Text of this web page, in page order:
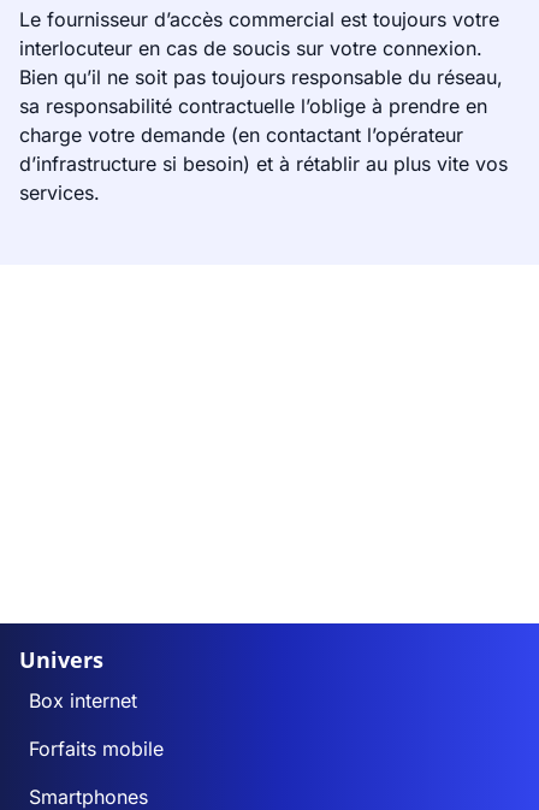
Le fournisseur d’accès commercial est toujours votre
interlocuteur en cas de soucis sur votre connexion.
Bien qu’il ne soit pas toujours responsable du réseau,
sa responsabilité contractuelle l’oblige à prendre en
charge votre demande (en contactant l’opérateur
d’infrastructure si besoin) et à rétablir au plus vite vos
services.
Univers
Box internet
Forfaits mobile
Smartphones